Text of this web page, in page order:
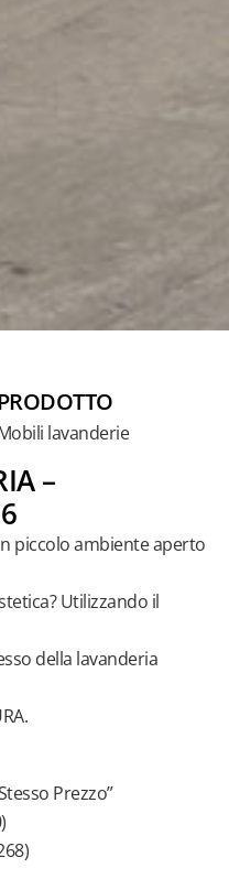
lavanderie
–
piccolo ambiente aperto
Utilizzando il
della lavanderia
Prezzo”